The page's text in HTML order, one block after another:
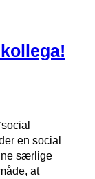
en social
særlige
at